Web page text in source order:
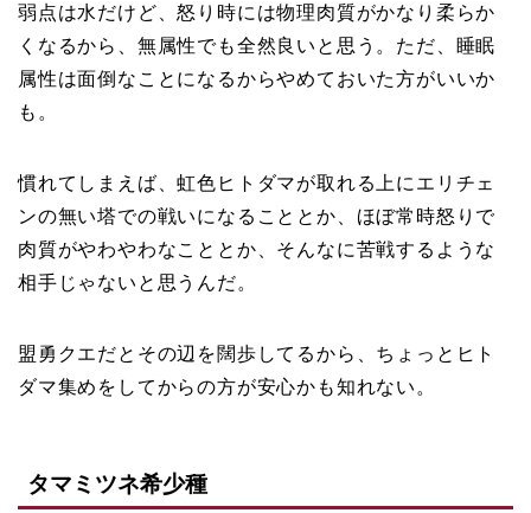
弱点は水だけど、怒り時には物理肉質がかなり柔らか
くなるから、無属性でも全然良いと思う。ただ、睡眠
属性は面倒なことになるからやめておいた方がいいか
も。
慣れてしまえば、虹色ヒトダマが取れる上にエリチェ
ンの無い塔での戦いになることとか、ほぼ常時怒りで
肉質がやわやわなこととか、そんなに苦戦するような
相手じゃないと思うんだ。
盟勇クエだとその辺を闊歩してるから、ちょっとヒト
ダマ集めをしてからの方が安心かも知れない。
タマミツネ希少種